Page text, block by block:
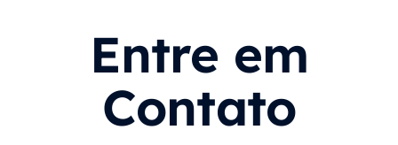
Entre em
Contato